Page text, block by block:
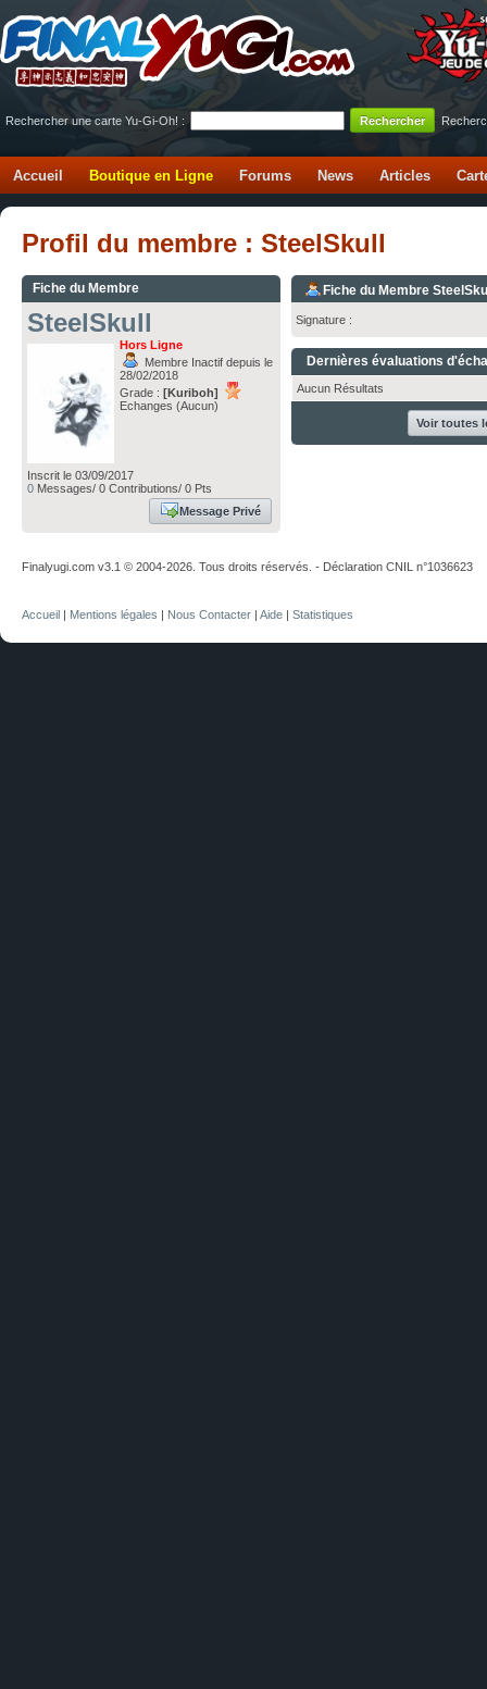
Rechercher une carte Yu-Gi-Oh! :
Accueil Boutique en Ligne Forums News Articles
Profil du membre : SteelSkull
Fiche du Membre
SteelSkull
Hors Ligne
Membre Inactif depuis le
28/02/2018
Grade : [Kuriboh]
Echanges (Aucun)
Inscrit le 03/09/2017
0 Messages/ 0 Contributions/ 0 Pts
Message Privé
Fiche du Membre
Signature :
Dernières évaluations
Aucun Résultats
Voir toutes
Finalyugi.com v3.1 © 2004-2026. Tous droits réservés. - Déclaration CNIL n°1036623
Accueil | Mentions légales | Nous Contacter | Aide | Statistiques